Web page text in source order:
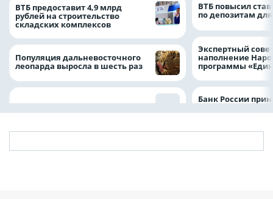
ВТБ предоставит 4,9 млрд
рублей на строительство
складских комплексов
Популяция дальневосточного
леопарда выросла в шесть раз
ВТБ повысил
по депозитам
Экспертный
наполнение
программы
Банк России